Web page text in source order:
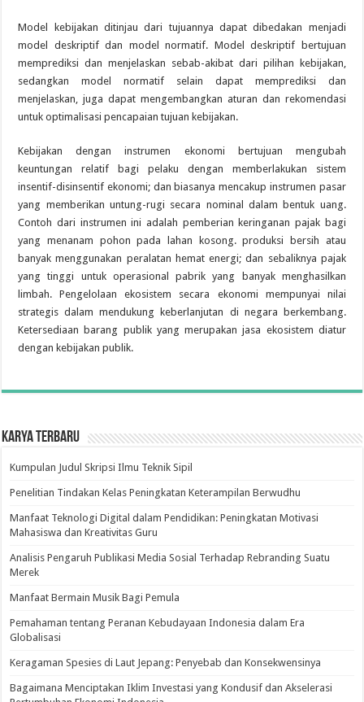
Model kebijakan ditinjau dari tujuannya dapat dibedakan menjadi
model deskriptif dan model normatif. Model deskriptif bertujuan
memprediksi dan menjelaskan sebab-akibat dari pilihan kebijakan,
sedangkan model normatif selain dapat memprediksi dan
menjelaskan, juga dapat mengembangkan aturan dan rekomendasi
untuk optimalisasi pencapaian tujuan kebijakan.
Kebijakan dengan instrumen ekonomi bertujuan mengubah
keuntungan relatif bagi pelaku dengan memberlakukan sistem
insentif-disinsentif ekonomi; dan biasanya mencakup instrumen pasar
yang memberikan untung-rugi secara nominal dalam bentuk uang.
Contoh dari instrumen ini adalah pemberian keringanan pajak bagi
yang menanam pohon pada lahan kosong. produksi bersih atau
banyak menggunakan peralatan hemat energi; dan sebaliknya pajak
yang tinggi untuk operasional pabrik yang banyak menghasilkan
limbah. Pengelolaan ekosistem secara ekonomi mempunyai nilai
strategis dalam mendukung keberlanjutan di negara berkembang.
Ketersediaan barang publik yang merupakan jasa ekosistem diatur
dengan kebijakan publik.
Karya Terbaru
Kumpulan Judul Skripsi Ilmu Teknik Sipil
Penelitian Tindakan Kelas Peningkatan Keterampilan Berwudhu
Manfaat Teknologi Digital dalam Pendidikan: Peningkatan Motivasi
Mahasiswa dan Kreativitas Guru
Analisis Pengaruh Publikasi Media Sosial Terhadap Rebranding Suatu
Merek
Manfaat Bermain Musik Bagi Pemula
Pemahaman tentang Peranan Kebudayaan Indonesia dalam Era
Globalisasi
Keragaman Spesies di Laut Jepang: Penyebab dan Konsekwensinya
Bagaimana Menciptakan Iklim Investasi yang Kondusif dan Akselerasi